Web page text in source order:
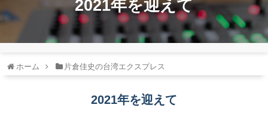
2021年を迎えて
ホーム 片倉佳史の台湾エクスプレス
2021年を迎えて